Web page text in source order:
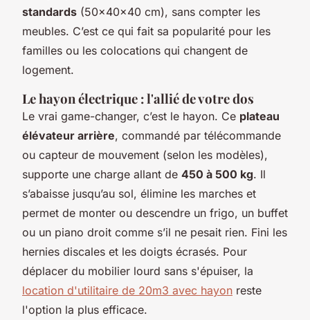
standards (50x40x40 cm), sans compter les
meubles. C’est ce qui fait sa popularité pour les
familles ou les colocations qui changent de
logement.
Le hayon électrique : l'allié de votre dos
Le vrai game-changer, c’est le hayon. Ce plateau
élévateur arrière, commandé par télécommande
ou capteur de mouvement (selon les modèles),
supporte une charge allant de 450 à 500 kg. Il
s’abaisse jusqu’au sol, élimine les marches et
permet de monter ou descendre un frigo, un buffet
ou un piano droit comme s’il ne pesait rien. Fini les
hernies discales et les doigts écrasés. Pour
déplacer du mobilier lourd sans s'épuiser, la
location d'utilitaire de 20m3 avec hayon reste
l'option la plus efficace.